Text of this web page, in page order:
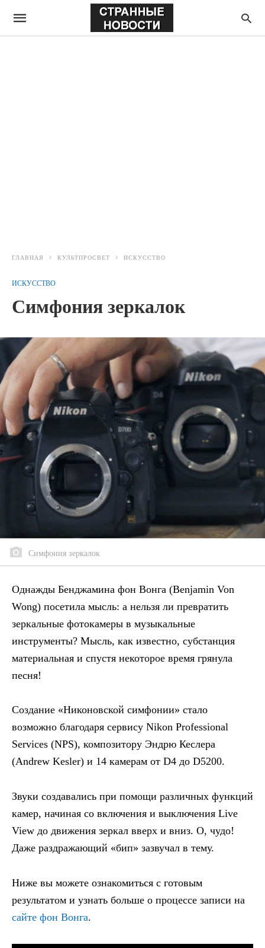
ГЛАВНАЯ КУЛЬТПРОСВЕТ ИСКУССТВО
ИСКУССТВО
Симфония зеркалок
Симфония зеркалок
Однажды Бенджамина фон Вонга (Benjamin Von
Wong) посетила мысль: а нельзя ли превратить
зеркальные фотокамеры в музыкальные
инструменты? Мысль, как известно, субстанция
материальная и спустя некоторое время грянула
песня!
Создание «Никоновской симфонии» стало
возможно благодаря сервису Nikon Professional
Services (NPS), композитору Эндрю Кеслера
(Andrew Kesler) и 14 камерам от D4 до D5200.
Звуки создавались при помощи различных функций
камер, начиная со включения и выключения Live
View до движения зеркал вверх и вниз. О, чудо!
Даже раздражающий «бип» зазвучал в тему.
Ниже вы можете ознакомиться с готовым
результатом и узнать больше о процессе записи на
сайте фон Вонга.